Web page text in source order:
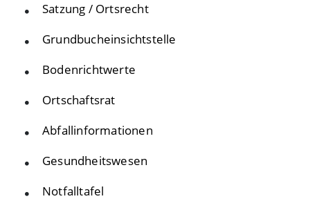
Satzung / Ortsrecht
Grundbucheinsichtstelle
Bodenrichtwerte
Ortschaftsrat
Abfallinformationen
Gesundheitswesen
Notfalltafel